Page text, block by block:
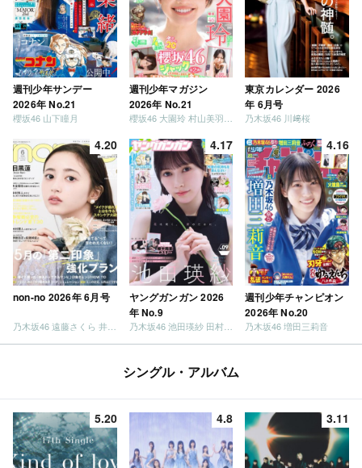
週刊少年サンデー
2026年 No.21
櫻坂46 山下瞳月
週刊少年マガジン
2026年 No.21
櫻坂46 大園玲 村山美羽 稲熊ひな
東京カレンダー 2026
年 6月号
乃木坂46 川﨑桜
4.20
non-no 2026年 6月号
4.17
ヤングガンガン 2026
年 No.9
乃木坂46 池田瑛紗 田村真佑
4.16
週刊少年チャンピオン
2026年 No.20
乃木坂46 増田三莉音
シングル・アルバム
5.20 4.8 3.11